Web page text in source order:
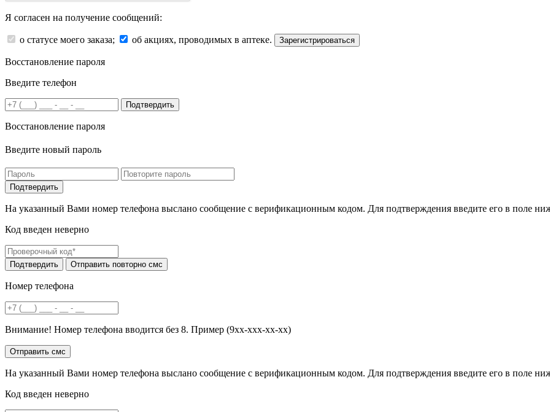
Я согласен на получение сообщений:
о статусе моего заказа; об акциях, проводимых в аптеке. Зарегистрироваться
Восстановление пароля
Введите телефон
Подтвердить
Восстановление пароля
Введите новый пароль
На указанный Вами номер телефона выслано сообщение с верификационным кодом. Для подтверждения введите его в поле
Код введен неверно
Номер телефона
Внимание! Номер телефона вводится без 8. Пример (9хх-ххх-хх-хх)
На указанный Вами номер телефона выслано сообщение с верификационным кодом. Для подтверждения введите его в поле
Код введен неверно